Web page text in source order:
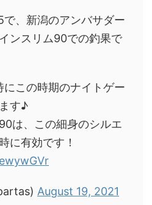
で、新潟のアンバサダー
ンスリム90での釣果で
にこの時期のナイトゲー
す♪
は、この細身のシルエ
に有効です！
August 19, 2021